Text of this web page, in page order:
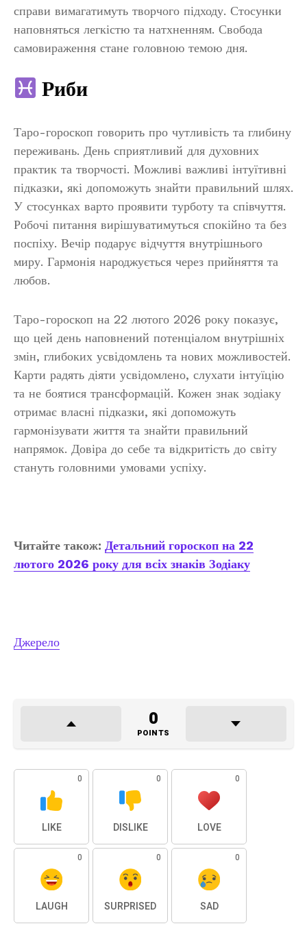
справи вимагатимуть творчого підходу. Стосунки
наповняться легкістю та натхненням. Свобода
самовираження стане головною темою дня.
Риби
Таро-гороскоп говорить про чутливість та глибину
переживань. День сприятливий для духовних
практик та творчості. Можливі важливі інтуїтивні
підказки, які допоможуть знайти правильний шлях.
У стосунках варто проявити турботу та співчуття.
Робочі питання вирішуватимуться спокійно та без
поспіху. Вечір подарує відчуття внутрішнього
миру. Гармонія народжується через прийняття та
любов.
Таро-гороскоп на 22 лютого 2026 року показує,
що цей день наповнений потенціалом внутрішніх
змін, глибоких усвідомлень та нових можливостей.
Карти радять діяти усвідомлено, слухати інтуїцію
та не боятися трансформацій. Кожен знак зодіаку
отримає власні підказки, які допоможуть
гармонізувати життя та знайти правильний
напрямок. Довіра до себе та відкритість до світу
стануть головними умовами успіху.
Читайте також: Детальний гороскоп на 22
лютого 2026 року для всіх знаків Зодіаку
Джерело
0
POINTS
0
LIKE
0
DISLIKE
0
LOVE
0
LAUGH
0
SURPRISED
0
SAD